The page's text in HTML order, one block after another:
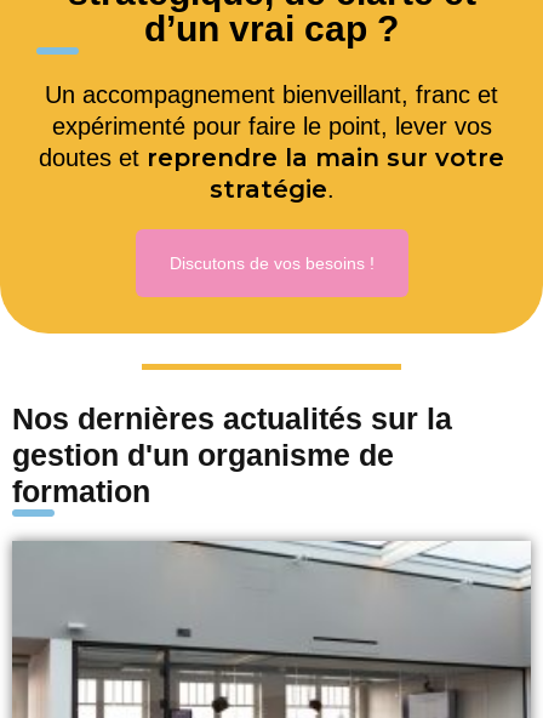
d’un vrai cap ?
Un accompagnement bienveillant, franc et
expérimenté pour faire le point, lever vos
doutes et reprendre la main sur votre
stratégie.
Discutons de vos besoins !
Nos dernières actualités sur la
gestion d'un organisme de
formation